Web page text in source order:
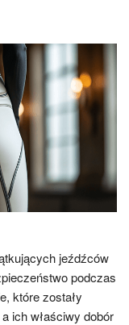
jeźdźców
podczas
które zostały
ich właściwy dobór